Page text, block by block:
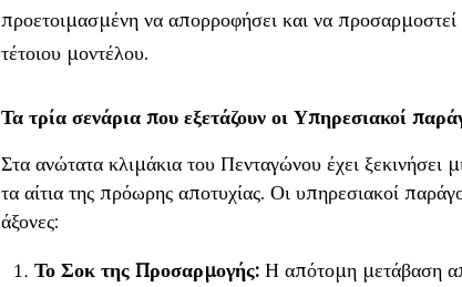
προετοιμασμένη να απορροφήσει και να προσαρμοστεί
τέτοιου μοντέλου.
Τα τρία σενάρια που εξετάζουν οι Υπηρεσιακοί
Στα ανώτατα κλιμάκια του Πενταγώνου έχει ξεκινήσει
τα αίτια της πρόωρης αποτυχίας. Οι υπηρεσιακοί
άξονες:
Το Σοκ της Προσαρμογής: Η απότομη μετάβαση